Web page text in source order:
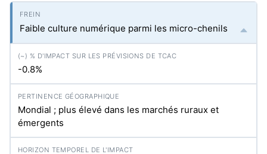
Faible culture numérique parmi les micro-chenils
-0.8%
Mondial ; plus élevé dans les marchés ruraux et
émergents